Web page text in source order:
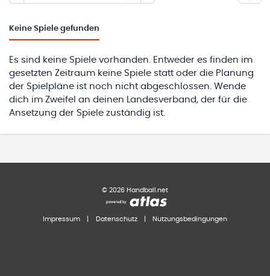
Keine Spiele gefunden
Es sind keine Spiele vorhanden. Entweder es finden im
gesetzten Zeitraum keine Spiele statt oder die Planung
der Spielpläne ist noch nicht abgeschlossen. Wende
dich im Zweifel an deinen Landesverband, der für die
Ansetzung der Spiele zuständig ist.
© 2026 Handball.net
Impressum Datenschutz Nutzungsbedingungen